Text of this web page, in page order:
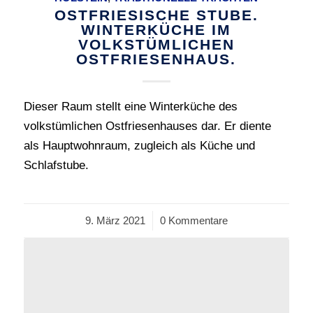
OSTFRIESISCHE STUBE.
WINTERKÜCHE IM
VOLKSTÜMLICHEN
OSTFRIESENHAUS.
Dieser Raum stellt eine Winterküche des
volkstümlichen Ostfriesenhauses dar. Er diente
als Hauptwohnraum, zugleich als Küche und
Schlafstube.
9. März 2021
/ 0 Kommentare